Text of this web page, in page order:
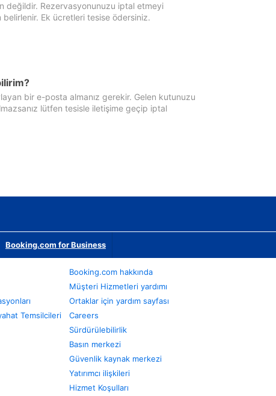
değildir. Rezervasyonunuzu iptal etmeyi
Ek ücretleri tesise ödersiniz.
bir e-posta almanız gerekir. Gelen kutunuzu
lütfen tesisle iletişime geçip iptal
Booking.com for Business
Temsilcileri
Booking.com hakkında
Müşteri Hizmetleri yardımı
Ortaklar için yardım sayfası
Careers
Sürdürülebilirlik
Basın merkezi
Güvenlik kaynak merkezi
Yatırımcı ilişkileri
Hizmet Koşulları